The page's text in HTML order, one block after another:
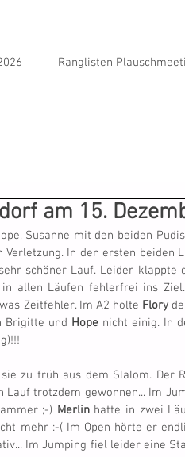
Ranglisten
am 15.
Susanne mit den beiden
In den ersten beiden
schöner Lauf. Leider klappte
in allen Läufen fehlerfrei ins
Zeitfehler. Im A2 holte Flory
Brigitte und Hope nicht einig. In
zu früh aus dem Slalom. Der
trotzdem gewonnen... Im
;-) Merlin hatte in zwei
mehr :-( Im Open hörte er
Im Jumping fiel leider eine